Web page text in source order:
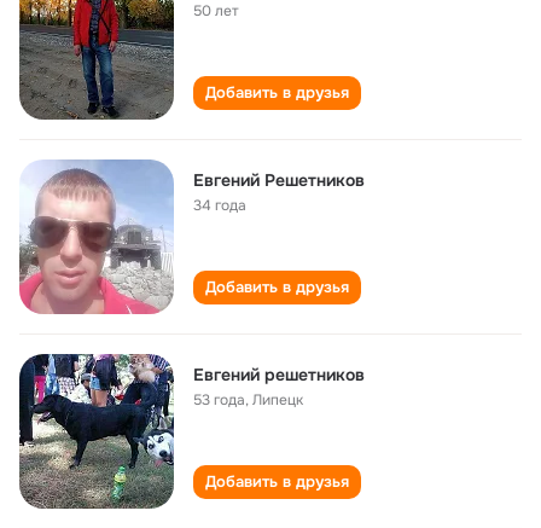
50 лет
Добавить в друзья
Евгений Решетников
34 года
Добавить в друзья
Евгений решетников
53 года,Липецк
Добавить в друзья